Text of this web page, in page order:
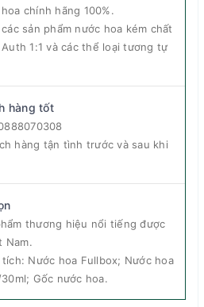
nhưng
cho nữ đã hút trọn sự chú ý
vẻ ngoài lẫn mùi hương của
chính hãng 100%.
sản phẩm nước hoa kém chất
1:1 và các thể loại tương tự
hàng tốt
hàng tận tình trước và sau khi
thương hiệu nổi tiếng được
Nam.
Nước hoa Fullbox; Nước hoa
Gốc nước hoa.